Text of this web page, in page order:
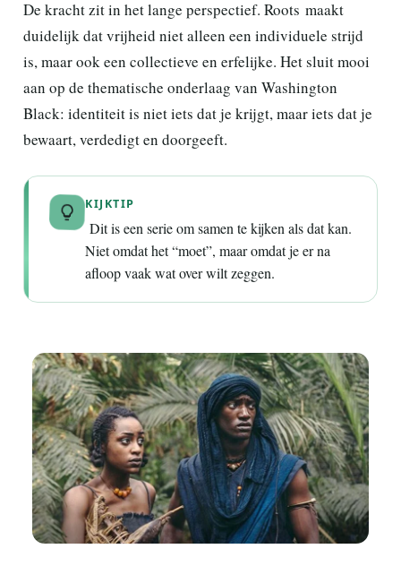
De kracht zit in het lange perspectief. Roots maakt
duidelijk dat vrijheid niet alleen een individuele strijd
is, maar ook een collectieve en erfelijke. Het sluit mooi
aan op de thematische onderlaag van Washington
Black: identiteit is niet iets dat je krijgt, maar iets dat je
bewaart, verdedigt en doorgeeft.
KIJKTIP
Dit is een serie om samen te kijken als dat kan.
Niet omdat het “moet”, maar omdat je er na
afloop vaak wat over wilt zeggen.